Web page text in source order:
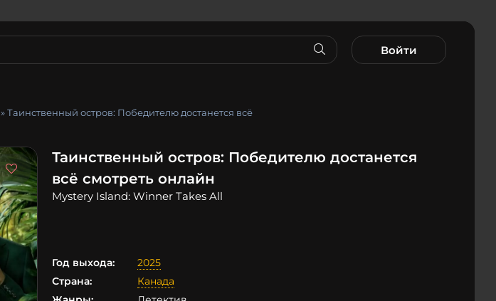
Войти
» Таинственный остров: Победителю достанется всё
Таинственный остров: Победителю достанется
всё смотреть онлайн
Mystery Island: Winner Takes All
Год выхода:
2025
Страна:
Канада